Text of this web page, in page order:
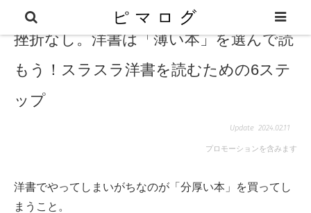
挫折なし。洋書は「薄い本」を選んで読
もう！スラスラ洋書を読むための6ステ
ップ
2024.02.11
プロモーションを含みます
洋書でやってしまいがちなのが「分厚い本」を買ってし
まうこと。